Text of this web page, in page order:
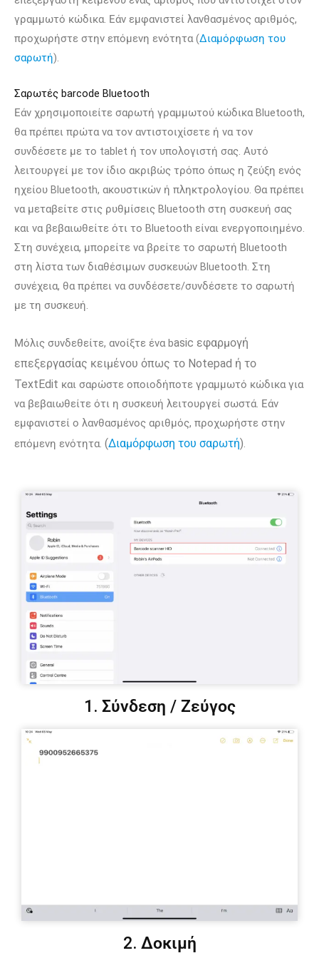
γραμμωτό κώδικα. Εάν εμφανιστεί λανθασμένος αριθμός,
προχωρήστε στην επόμενη ενότητα (Διαμόρφωση του
σαρωτή).
Σαρωτές barcode Bluetooth
Εάν χρησιμοποιείτε σαρωτή γραμμωτού κώδικα Bluetooth,
θα πρέπει πρώτα να τον αντιστοιχίσετε ή να τον
συνδέσετε με το tablet ή τον υπολογιστή σας. Αυτό
λειτουργεί με τον ίδιο ακριβώς τρόπο όπως η ζεύξη ενός
ηχείου Bluetooth, ακουστικών ή πληκτρολογίου. Θα πρέπει
να μεταβείτε στις ρυθμίσεις Bluetooth στη συσκευή σας
και να βεβαιωθείτε ότι το Bluetooth είναι ενεργοποιημένο.
Στη συνέχεια, μπορείτε να βρείτε το σαρωτή Bluetooth
στη λίστα των διαθέσιμων συσκευών Bluetooth. Στη
συνέχεια, θα πρέπει να συνδέσετε/συνδέσετε το σαρωτή
με τη συσκευή.
Μόλις συνδεθείτε, ανοίξτε ένα basic εφαρμογή
επεξεργασίας κειμένου όπως το Notepad ή το
TextEdit και σαρώστε οποιοδήποτε γραμμωτό κώδικα για
να βεβαιωθείτε ότι η συσκευή λειτουργεί σωστά. Εάν
εμφανιστεί ο λανθασμένος αριθμός, προχωρήστε στην
επόμενη ενότητα. (Διαμόρφωση του σαρωτή).
1. Σύνδεση / Ζεύγος
2. Δοκιμή